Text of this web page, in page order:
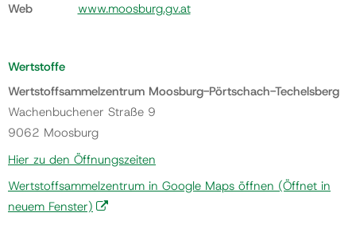
Web
www.moosburg.gv.at
Wertstoffe
Wertstoffsammelzentrum Moosburg-Pörtschach-Techelsberg
Wachenbuchener Straße 9
9062 Moosburg
Hier zu den Öffnungszeiten
Wertstoffsammelzentrum in Google Maps öffnen (Öffnet in
neuem Fenster)